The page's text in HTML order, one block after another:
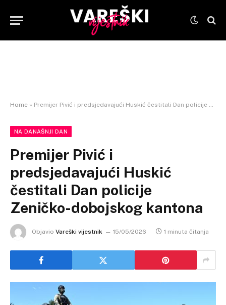
Home » Premijer Pivić i predsjedavajući Huskić čestitali Dan policije Zeničko-dobojskog kantona
NA DANAŠNJI DAN
Premijer Pivić i
predsjedavajući Huskić
čestitali Dan policije
Zeničko-dobojskog kantona
Objavio Vareški vijestnik 15/05/2026 1 minuta čitanja